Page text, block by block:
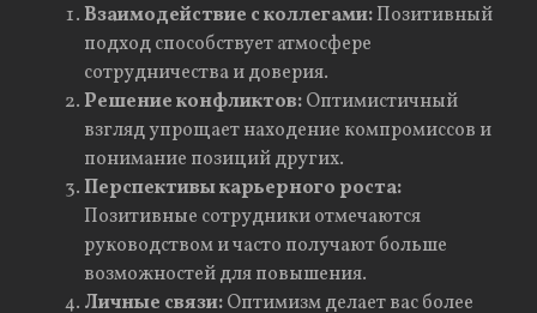
Взаимодействие с коллегами:Позитивный
подход способствует атмосфере
сотрудничества и доверия.
Решение конфликтов:Оптимистичный
взгляд упрощает находение компромиссов и
понимание позиций других.
Перспективы карьерного роста:
Позитивные сотрудники отмечаются
руководством и часто получают больше
возможностей для повышения.
Личные связи:Оптимизм делает вас более